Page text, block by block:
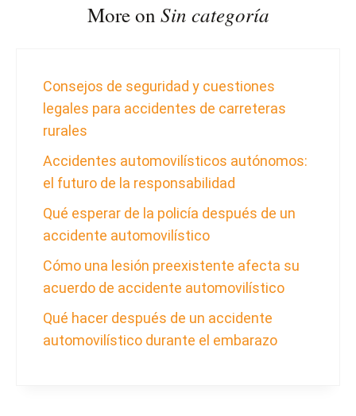
More on Sin categoría
Consejos de seguridad y cuestiones
legales para accidentes de carreteras
rurales
Accidentes automovilísticos autónomos:
el futuro de la responsabilidad
Qué esperar de la policía después de un
accidente automovilístico
Cómo una lesión preexistente afecta su
acuerdo de accidente automovilístico
Qué hacer después de un accidente
automovilístico durante el embarazo